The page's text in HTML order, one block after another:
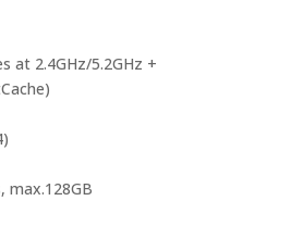
at 2.4GHz/5.2GHz +
max.128GB